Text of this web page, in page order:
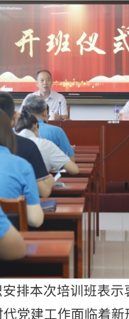
排本次培训班表
党建工作面临着新